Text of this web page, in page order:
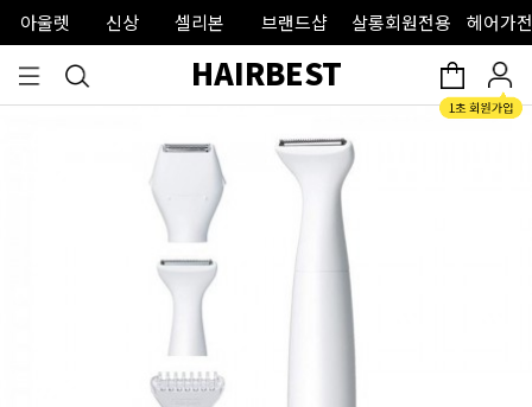
아울렛 신상 셀리본 브랜드샵 살롱회원전용 헤어가
HAIRBEST